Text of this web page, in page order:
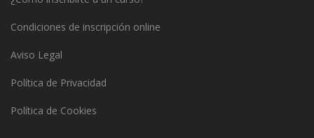
Condiciones de inscripción online
Aviso Legal
Política de Privacidad
Política de Cookies